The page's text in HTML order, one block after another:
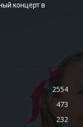
концерт в
2554
473
232